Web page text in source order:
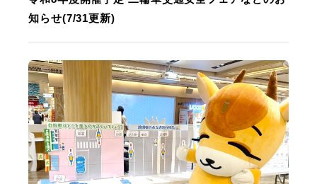
知らせ(7/31更新)